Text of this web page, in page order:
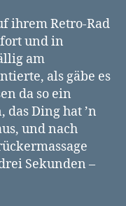
ihrem Retro-Rad
und in
am
als gäbe es
da so ein
Ding hat ’n
und nach
Sekunden –